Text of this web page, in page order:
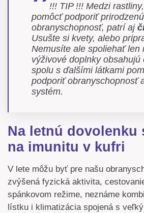
!!! TIP !!! Medzi
pomôcť podporiť
obranyschopnosť, patrí aj
Usušte si kvety, alebo
Nemusíte ale spoliehať len
výživové doplnky obsahujú
spolu s ďalšími látkami
podporiť obranyschopnosť
systém.
Na letnú dovolenku
na imunitu v kufri
V lete môžu byť pre našu
zvýšená fyzická aktivita,
spánkovom režime, neznáme
lístku i klimatizácia spojená s